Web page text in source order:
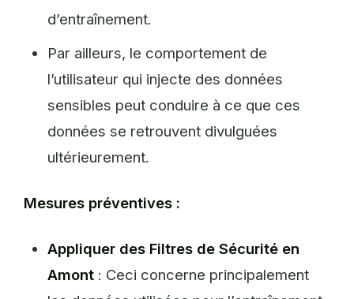
d’entraînement.
Par ailleurs, le comportement de
l’utilisateur qui injecte des données
sensibles peut conduire à ce que ces
données se retrouvent divulguées
ultérieurement.
Mesures préventives :
Appliquer des Filtres de Sécurité en
Amont : Ceci concerne principalement